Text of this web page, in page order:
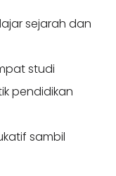
sejarah dan
studi
pendidikan
sambil